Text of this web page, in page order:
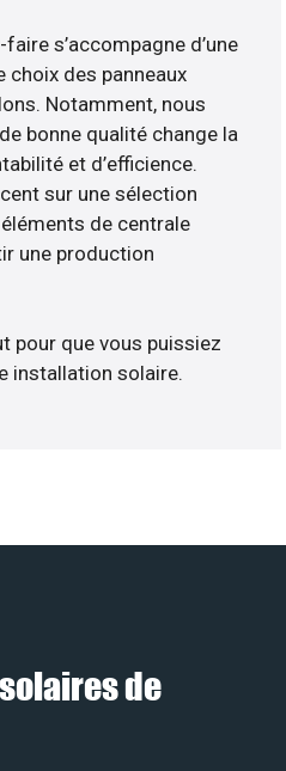
s’accompagne d’une
choix des panneaux
Notamment, nous
bonne qualité change la
et d’efficience.
sur une sélection
de centrale
une production
pour que vous puissiez
installation solaire.
de